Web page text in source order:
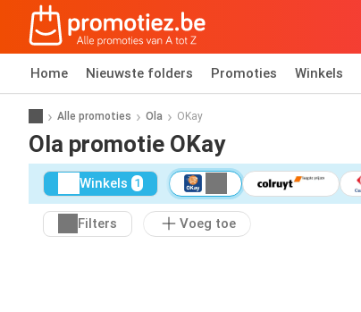
Home Nieuwste folders Promoties Winkels
Alle promoties Ola OKay
Ola promotie OKay
Winkels 1
Filters Voeg toe